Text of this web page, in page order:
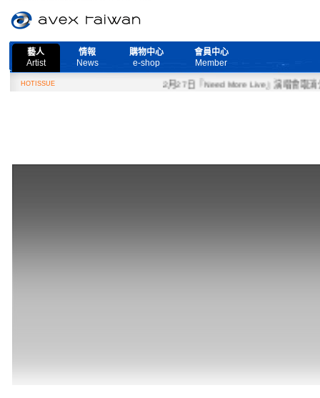
藝人
Artist
情報
News
購物中心
e-shop
會員中心
Member
HOTISSUE 2月27日『Need More Live』演唱會取消公